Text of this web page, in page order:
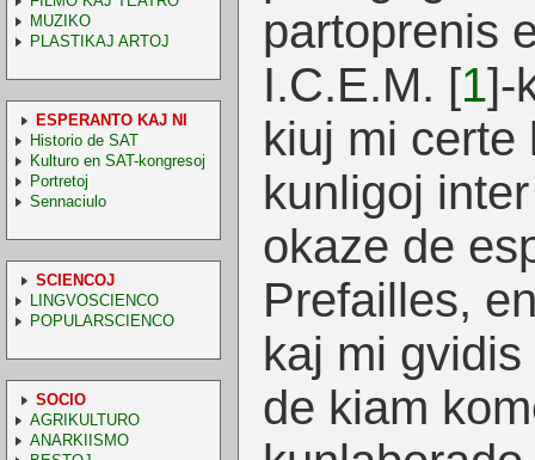
MUZIKO
PLASTIKAJ ARTOJ
ESPERANTO KAJ NI
Historio de SAT
Kulturo en SAT-kongresoj
Portretoj
Sennaciulo
SCIENCOJ
LINGVOSCIENCO
POPULARSCIENCO
SOCIO
AGRIKULTURO
ANARKIISMO
partoprenis
I.C.E.M. [1]-
kiuj mi certe
kunligoj
okaze de
Prefailles,
kaj mi
de kiam